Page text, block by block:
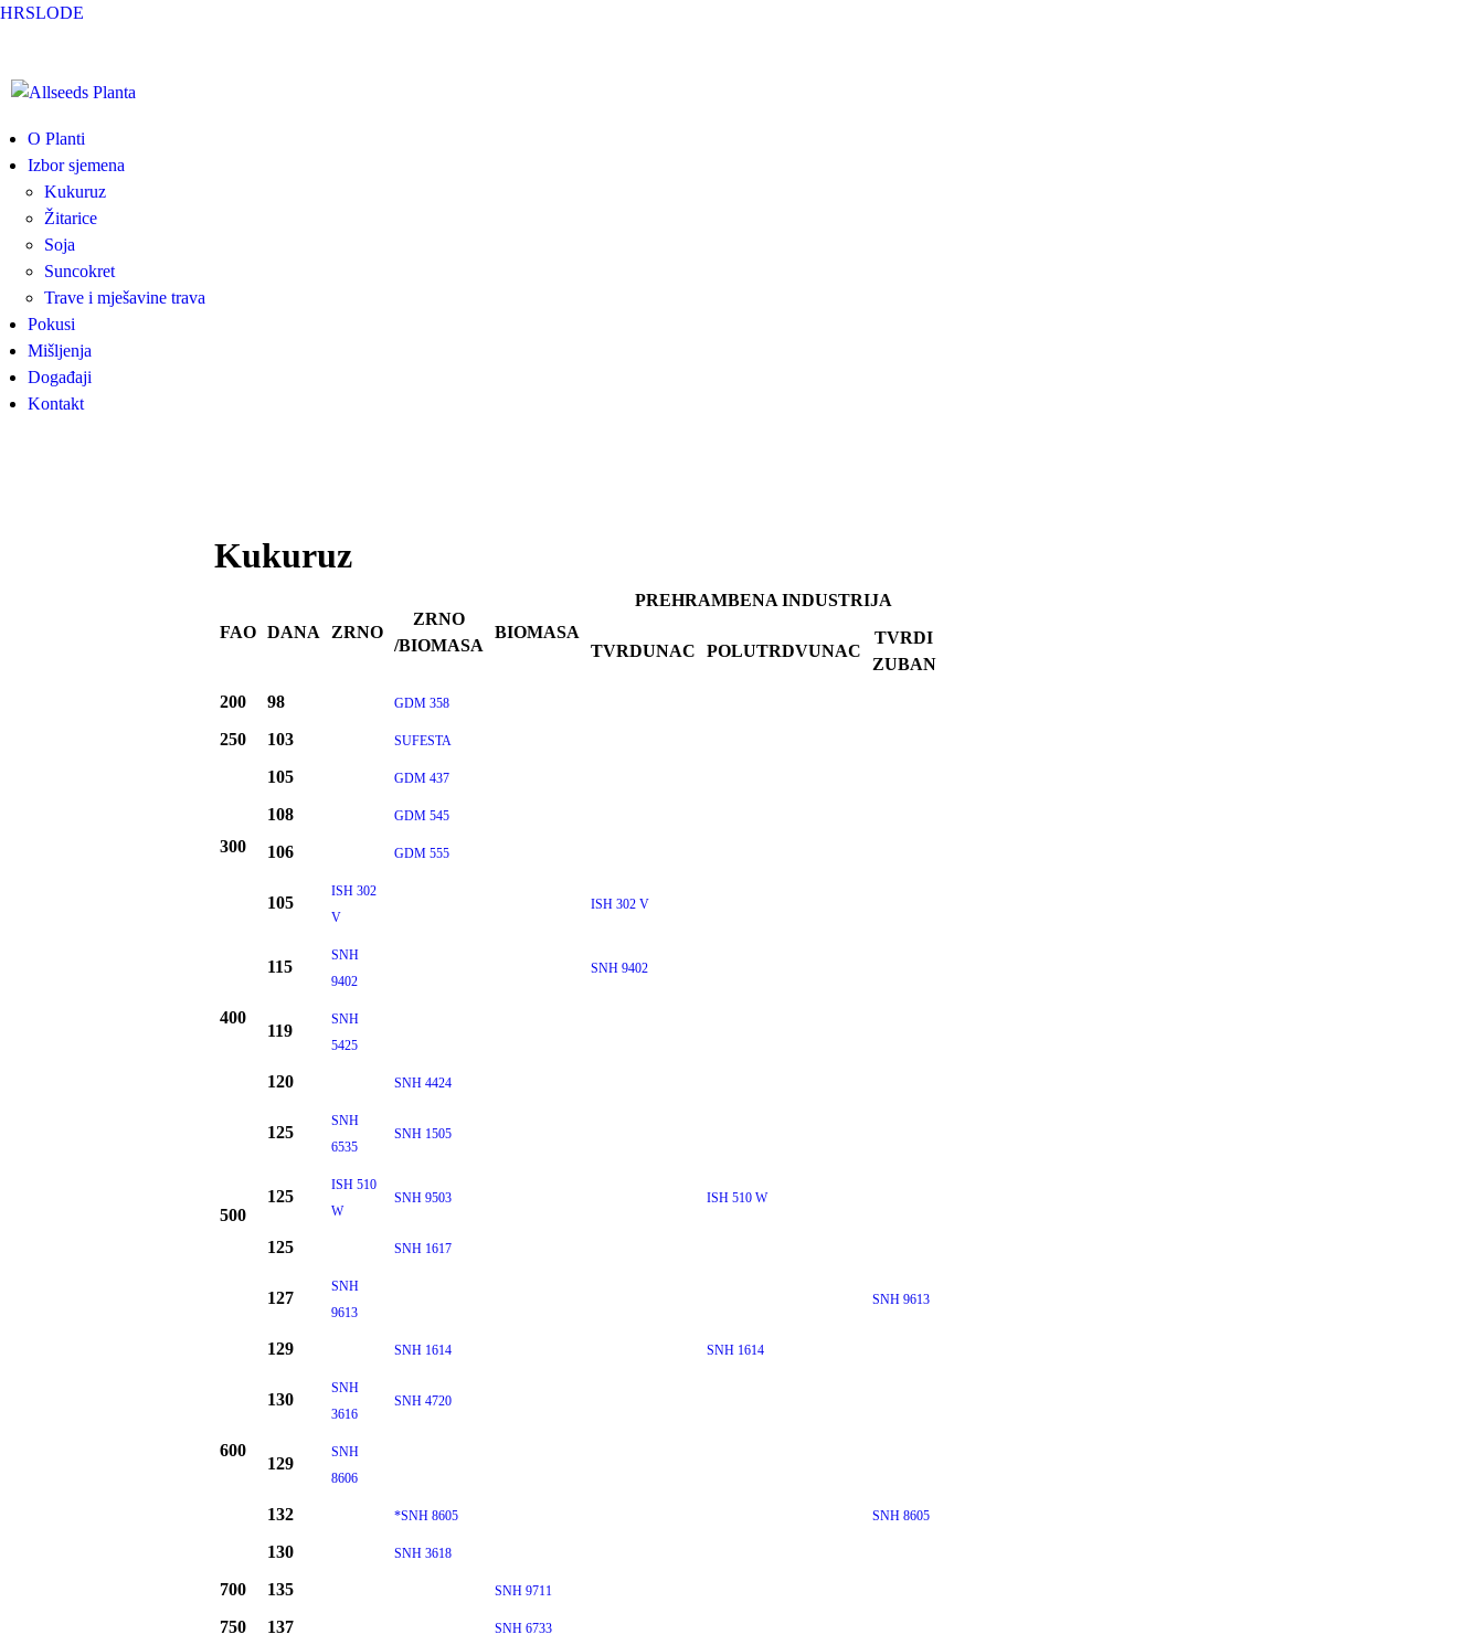
Skip to main content
HRSLODE
Allseeds
Planta
O Planti
Izbor sjemena
Kukuruz
Žitarice
Soja
Suncokret
Trave i mješavine trava
Pokusi
Mišljenja
Događaji
Kontakt
Kukuruz
FAO DANA ZRNO
ZRNO
/BIOMASA
BIOMASA
PREHRAMBENA INDUSTRIJA
TVRDUNAC POLUTRDVUNAC
TVRDI
ZUBAN
200
98 GDM 358
250 103 SUFESTA
300
105 GDM 437
108 GDM 545
106 GDM 555
105
ISH 302
V
ISH 302 V
400
115
SNH
9402
SNH 9402
119
SNH
5425
120 SNH 4424
500
125
SNH
6535
SNH 1505
125
ISH 510
W
SNH 9503 ISH 510 W
125 SNH 1617
127
SNH
9613
SNH 9613
600
129 SNH 1614 SNH 1614
130
SNH
3616
SNH 4720
129
SNH
8606
132 *SNH 8605 SNH 8605
130 SNH 3618
700 135 SNH 9711
750 137 SNH 6733